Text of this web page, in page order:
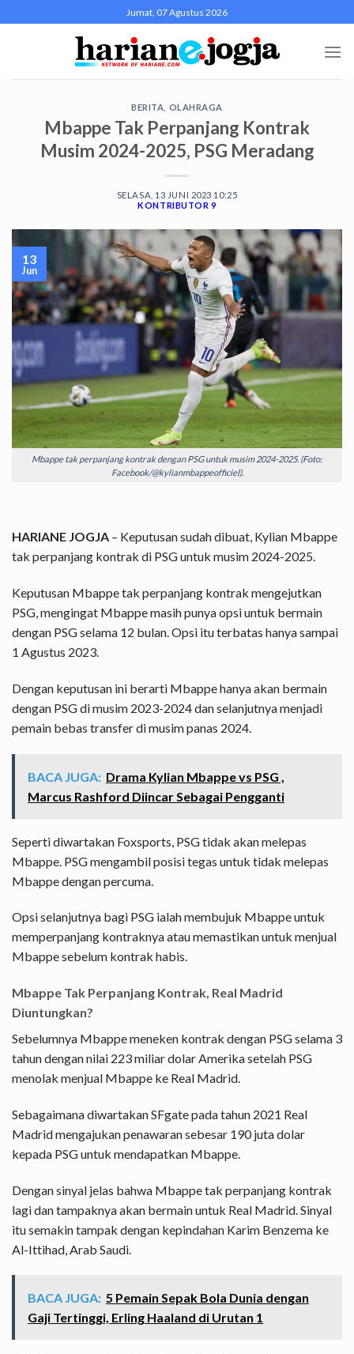
to
Jumat, 07 Agustus 2026
BERITA OLAHRAGA
Mbappe Tak Perpanjang Kontrak
Musim 2024-2025, PSG Meradang
SELASA, 13 JUNI 2023 10:25
KONTRIBUTOR 9
Mbappe tak perpanjang kontrak dengan PSG untuk musim 2024-2025. (Foto:
Facebook/@kylianmbappeofficiel).
13
Jun
HARIANE JOGJA – Keputusan sudah dibuat, Kylian Mbappe
tak perpanjang kontrak di PSG untuk musim 2024-2025.
Keputusan Mbappe tak perpanjang kontrak mengejutkan
PSG, mengingat Mbappe masih punya opsi untuk bermain
dengan PSG selama 12 bulan. Opsi itu terbatas hanya sampai
1 Agustus 2023.
Dengan keputusan ini berarti Mbappe hanya akan bermain
dengan PSG di musim 2023-2024 dan selanjutnya menjadi
pemain bebas transfer di musim panas 2024.
BACA JUGA: Drama Kylian Mbappe vs PSG ,
Marcus Rashford Diincar Sebagai Pengganti
Seperti diwartakan Foxsports, PSG tidak akan melepas
Mbappe. PSG mengambil posisi tegas untuk tidak melepas
Mbappe dengan percuma.
Opsi selanjutnya bagi PSG ialah membujuk Mbappe untuk
memperpanjang kontraknya atau memastikan untuk menjual
Mbappe sebelum kontrak habis.
Mbappe Tak Perpanjang Kontrak, Real Madrid
Diuntungkan?
Sebelumnya Mbappe meneken kontrak dengan PSG selama 3
tahun dengan nilai 223 miliar dolar Amerika setelah PSG
menolak menjual Mbappe ke Real Madrid.
Sebagaimana diwartakan SFgate pada tahun 2021 Real
Madrid mengajukan penawaran sebesar 190 juta dolar
kepada PSG untuk mendapatkan Mbappe.
Dengan sinyal jelas bahwa Mbappe tak perpanjang kontrak
lagi dan tampaknya akan bermain untuk Real Madrid. Sinyal
itu semakin tampak dengan kepindahan Karim Benzema ke
Al-Ittihad, Arab Saudi.
BACA JUGA: 5 Pemain Sepak Bola Dunia dengan
Gaji Tertinggi, Erling Haaland di Urutan 1